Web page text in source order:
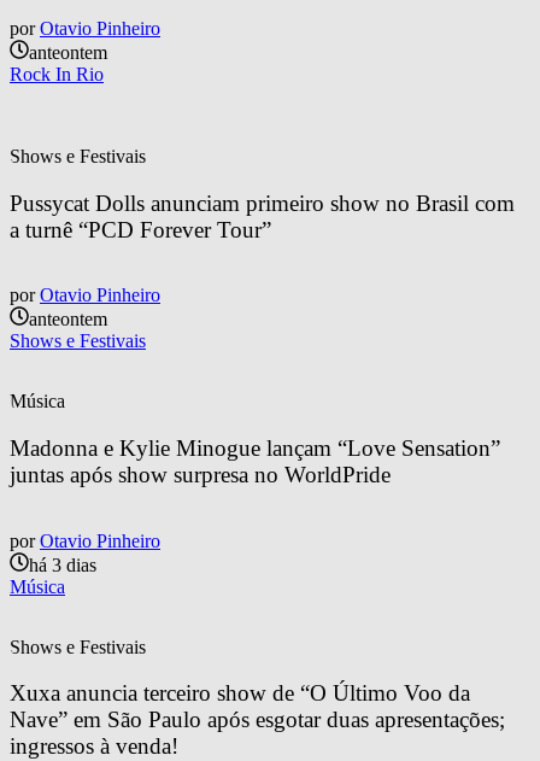
por Otavio Pinheiro
anteontem
Rock In Rio
Shows e Festivais
Pussycat Dolls anunciam primeiro show no Brasil com
a turnê “PCD Forever Tour”
por Otavio Pinheiro
anteontem
Shows e Festivais
Música
Madonna e Kylie Minogue lançam “Love Sensation”
juntas após show surpresa no WorldPride
por Otavio Pinheiro
há 3 dias
Música
Shows e Festivais
Xuxa anuncia terceiro show de “O Último Voo da
Nave” em São Paulo após esgotar duas apresentações;
ingressos à venda!